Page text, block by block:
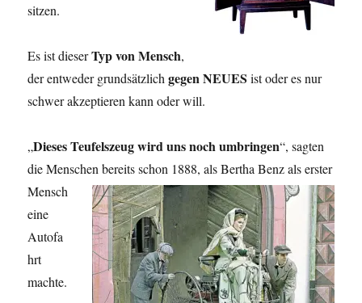
sitzen.
Es ist dieserTyp von Mensch,
der entweder grundsätzlichgegen NEUES ist oder es nur
schwer akzeptieren kann oder will.
„Dieses Teufelszeug wird uns noch umbringen“, sagten
die Menschen bereits schon 1888, als BerthaBenz als erster
Mensch
eine
Autofa
hrt
machte.